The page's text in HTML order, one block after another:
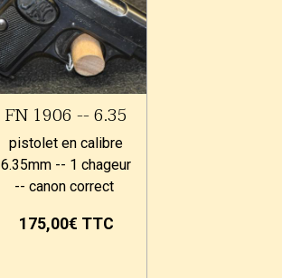
FN 1906 -- 6.35
pistolet en calibre
6.35mm -- 1 chageur
-- canon correct
175,00€ TTC